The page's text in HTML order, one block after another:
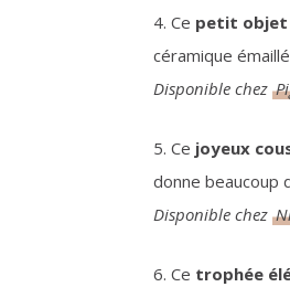
4. Ce petit objet
céramique
Disponible chez
5. Ce joyeux
donne beaucoup
Disponible chez
6. Ce trophée